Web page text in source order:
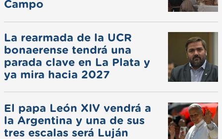
Campo
La rearmada de la UCR
bonaerense tendrá una
parada clave en La Plata y
ya mira hacia 2027
El papa León XIV vendrá a
la Argentina y una de sus
tres escalas será Luján